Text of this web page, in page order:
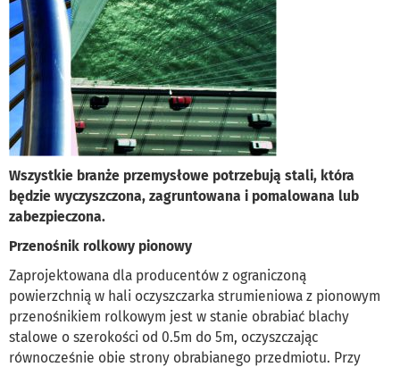
Wszystkie branże przemysłowe potrzebują stali, która
będzie wyczyszczona, zagruntowana i pomalowana lub
zabezpieczona.
Przenośnik rolkowy pionowy
Zaprojektowana dla producentów z ograniczoną
powierzchnią w hali oczyszczarka strumieniowa z pionowym
przenośnikiem rolkowym jest w stanie obrabiać blachy
stalowe o szerokości od 0.5m do 5m, oczyszczając
równocześnie obie strony obrabianego przedmiotu. Przy